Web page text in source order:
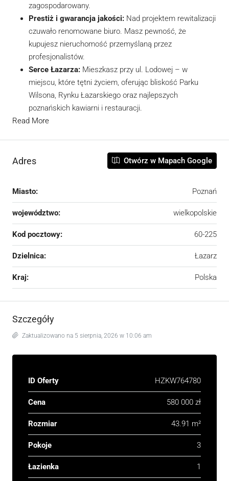
zagospodarowany.
Prestiż i gwarancja jakości: Nad projektem rewitalizacji
czuwało renomowane biuro. Masz pewność, że
kupujesz nieruchomość przemyślaną przez
profesjonalistów.
Serce Łazarza: Mieszkasz przy ul. Lodowej – w
miejscu, które tętni życiem, oferując bliskość Parku
Wilsona, Rynku Łazarskiego oraz najlepszych
poznańskich kawiarni i restauracji.
Read More
Adres Otwórz w Mapach Google
Miasto: Poznań
województwo: wielkopolskie
Kod pocztowy: 60-225
Dzielnica: Łazarz
Kraj: Polska
Szczegóły
Zaktualizowano na 5 sierpnia, 2026 w 10:06 am
ID Oferty HZKW764780
Cena 580 000 zł
Rozmiar 43.91 m²
Pokoje 3
Łazienka 1